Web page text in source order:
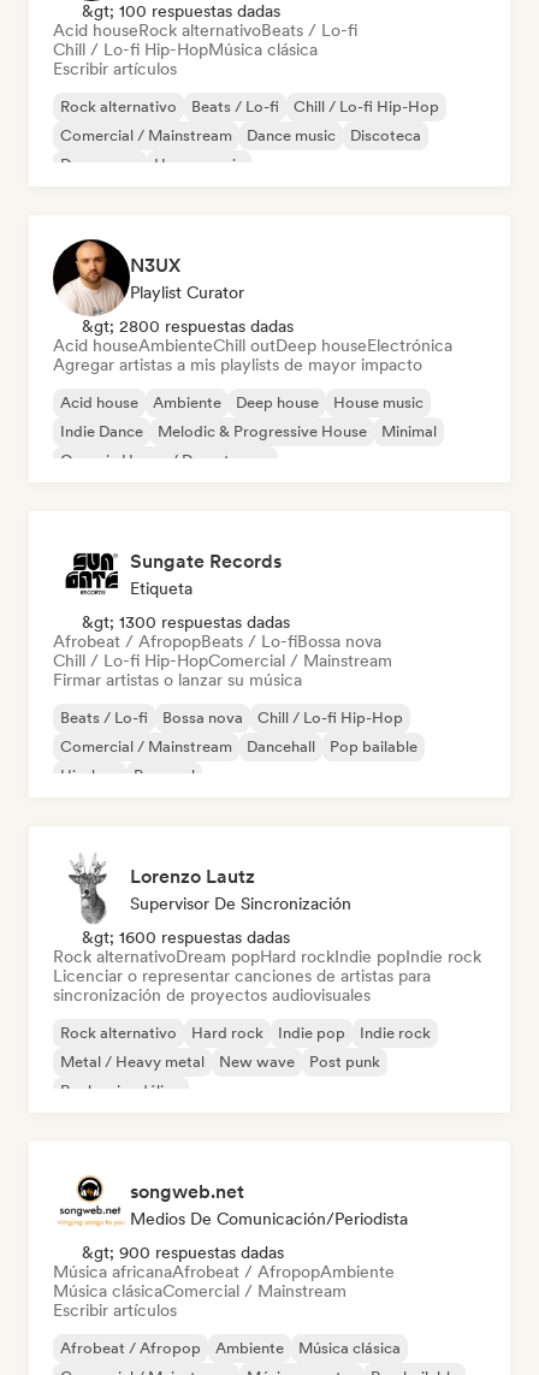
&gt; 100 respuestas dadas
Acid houseRock alternativoBeats / Lo-fi
Chill / Lo-fi Hip-HopMúsica clásica
Escribir artículos
Rock alternativo Beats / Lo-fi
Chill / Lo-fi Hip-Hop
Comercial / Mainstream
Dance music
Discoteca
Dream pop
House music
N3UX
Playlist Curator
&gt; 2800 respuestas dadas
Acid houseAmbienteChill outDeep houseElectrónica
Agregar artistas a mis playlists de mayor impacto
Acid house Ambiente Deep house
House music
Indie Dance
Melodic & Progressive House
Minimal
Organic House / Downtempo
Sungate Records
Etiqueta
&gt; 1300 respuestas dadas
Afrobeat / AfropopBeats / Lo-fiBossa nova
Chill / Lo-fi Hip-HopComercial / Mainstream
Firmar artistas o lanzar su música
Beats / Lo-fi Bossa nova
Chill / Lo-fi Hip-Hop
Comercial / Mainstream
Dancehall
Pop bailable
Hip-hop
Pop soul
Lorenzo Lautz
Supervisor De Sincronización
&gt; 1600 respuestas dadas
Rock alternativoDream popHard rockIndie popIndie rock
Licenciar o representar canciones de artistas para
sincronización de proyectos audiovisuales
Rock alternativo Hard rock Indie pop
Indie rock
Metal / Heavy metal
New wave
Post punk
Rock psicodélico
songweb.net
Medios De Comunicación/Periodista
&gt; 900 respuestas dadas
Música africanaAfrobeat / AfropopAmbiente
Música clásicaComercial / Mainstream
Escribir artículos
Afrobeat / Afropop Ambiente
Música clásica